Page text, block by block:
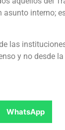
interno;
las
y no desde
WhatsApp